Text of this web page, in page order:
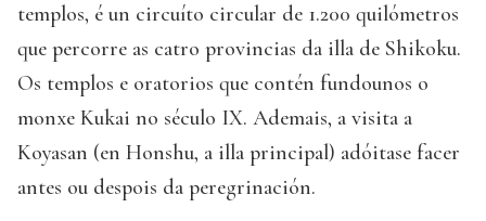
templos, é un circuíto circular de 1.200 quilómetros
que percorre as catro provincias da illa de Shikoku.
Os templos e oratorios que contén fundounos o
monxe Kukai no século IX. Ademais, a visita a
Koyasan (en Honshu, a illa principal) adóitase facer
antes ou despois da peregrinación.